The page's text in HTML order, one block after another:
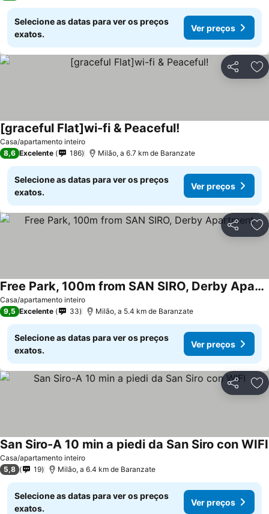
Selecione as datas para ver os preços
exatos.
Ver preços
Partilhar
Casa/apartamento inteiro
[graceful Flat]wi-fi & Peaceful!
8,6 Excelente 186 Milão, a 6.7 km de Baranzate
Selecione as datas para ver os preços
exatos.
Ver preços
Partilhar
Casa/apartamento inteiro
Free Park, 100m from SAN SIRO, Derby Apartment
9,5 Excelente 33 Milão, a 5.4 km de Baranzate
Selecione as datas para ver os preços
exatos.
Ver preços
Partilhar
Casa/apartamento inteiro
San Siro-A 10 min a piedi da San Siro con WIFI
5,8 19 Milão, a 6.4 km de Baranzate
Selecione as datas para ver os preços
exatos.
Ver preços